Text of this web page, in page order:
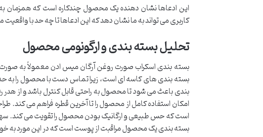
این ادعاها نشان دهنده یک محصول چندکاره است که همزمان به
کاربری می تواند به ما نشان دهد که این ادعاها تا چه حد با واقعیت
تحلیل بسته بندی و ارگونومی محصول
بسته بندی اسکراب صورت روغن آرگان میس ادن معمولاً به صورت
بسته بندی های کاسه ای است، زیرا تماس دست با محصول را به
بندی باعث می شود تا محصول به راحتی قابل کنترل باشد و از
امکان استفاده کامل از محصول را تا آخرین قطره فراهم می کند.
است که حس طبیعی و ارگانیک بودن محصول را تقویت می کند.
بسته بندی یک محصول مراقبت از پوست است که در این مورد به